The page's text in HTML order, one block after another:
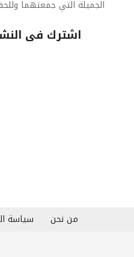
الجميلة التي جمعتهما
اشترك فى
من نحن سياسة